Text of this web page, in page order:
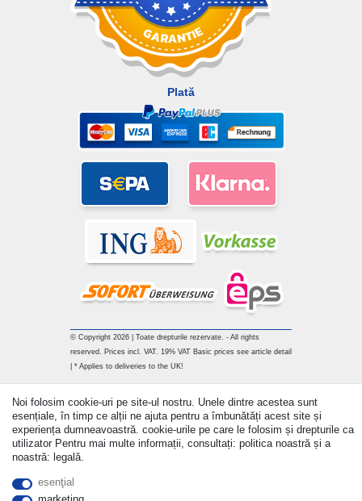
Plată
© Copyright 2026 | Toate drepturile rezervate. - All rights
reserved. Prices incl. VAT. 19% VAT Basic prices see article detail
| * Applies to deliveries to the UK!
Noi folosim cookie-uri pe site-ul nostru. Unele dintre acestea sunt
esențiale, în timp ce alții ne ajuta pentru a îmbunătăți acest site și
experiența dumneavoastră. cookie-urile pe care le folosim și drepturile ca
utilizator Pentru mai multe informații, consultați: politica noastră și a
noastră: legală.
esenţial
Withdraw from contract here
a lua legatura